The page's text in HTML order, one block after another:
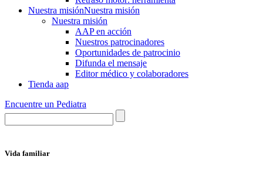
Nuestra misiónNuestra misión
Nuestra misión
AAP en acción
Nuestros patrocinadores
Oportunidades de patrocinio
Difunda el mensaje
Editor médico y colaboradores
Tienda aap
Encuentre un Pediatra
Vida familiar